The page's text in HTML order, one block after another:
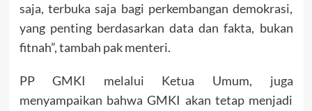
saja, terbuka saja bagi perkembangan demokrasi,
yang penting berdasarkan data dan fakta, bukan
fitnah”, tambah pak menteri.
PP GMKI melalui Ketua Umum, juga
menyampaikan bahwa GMKI akan tetap menjadi